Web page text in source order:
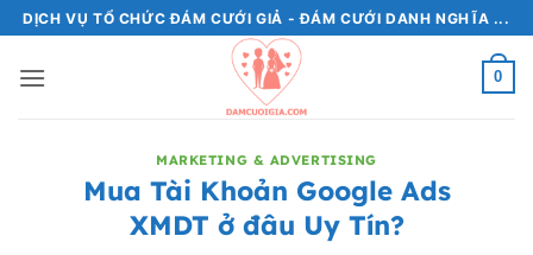
qua
nội
DỊCH VỤ TỔ CHỨC ĐÁM CƯỚI GIẢ - ĐÁM CƯỚI DANH NGHĨA ...
0
MARKETING & ADVERTISING
Mua Tài Khoản Google Ads
XMDT ở đâu Uy Tín?